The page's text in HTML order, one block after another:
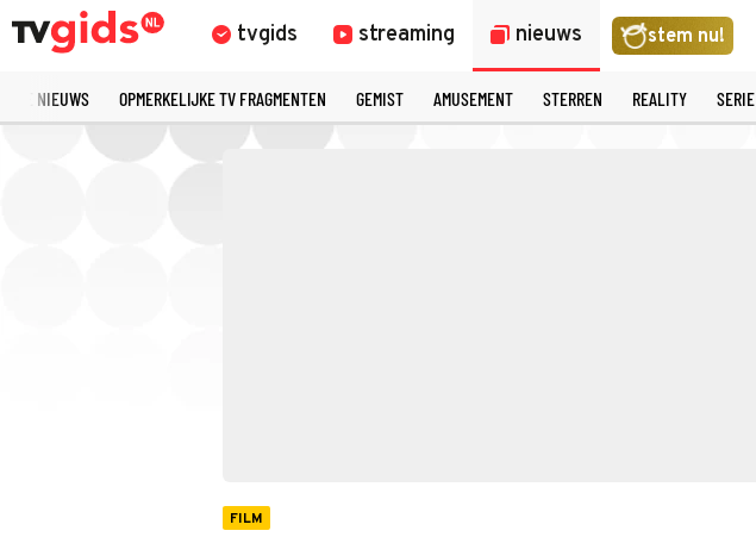
tvgids streaming nieuws stem nu!
NIEUWS OPMERKELIJKE TV FRAGMENTEN GEMIST AMUSEMENT STERREN REALITY SERIE
FILM